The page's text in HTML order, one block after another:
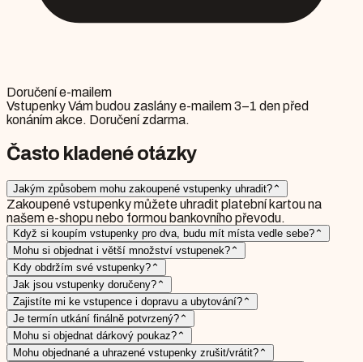
Doručení e-mailem
Vstupenky Vám budou zaslány e-mailem 3–1 den před
konáním akce. Doručení zdarma.
Často kladené otázky
Jakým způsobem mohu zakoupené vstupenky uhradit? ⌃
Zakoupené vstupenky můžete uhradit platební kartou na
našem e-shopu nebo formou bankovního převodu.
Když si koupím vstupenky pro dva, budu mít místa vedle sebe? ⌃
Mohu si objednat i větší množství vstupenek? ⌃
Kdy obdržím své vstupenky? ⌃
Jak jsou vstupenky doručeny? ⌃
Zajistíte mi ke vstupence i dopravu a ubytování? ⌃
Je termín utkání finálně potvrzený? ⌃
Mohu si objednat dárkový poukaz? ⌃
Mohu objednané a uhrazené vstupenky zrušit/vrátit? ⌃